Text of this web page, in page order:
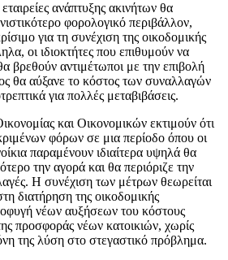
ανάπτυξης ακινήτων θα
φορολογικό περιβάλλον,
για τη συνέχιση της οικοδομικής
οι ιδιοκτήτες που επιθυμούν να
βρεθούν αντιμέτωποι με την επιβολή
θα αύξανε το κόστος των συναλλαγών
για πολλές μεταβιβάσεις.
και Οικονομικών εκτιμούν ότι
φόρων σε μια περίοδο όπου οι
παραμένουν ιδιαίτερα υψηλά θα
την αγορά και θα περιόριζε την
Η συνέχιση των μέτρων θεωρείται
διατήρηση της οικοδομικής
νέων αυξήσεων του κόστους
προσφοράς νέων κατοικιών, χωρίς
της λύση στο στεγαστικό πρόβλημα.